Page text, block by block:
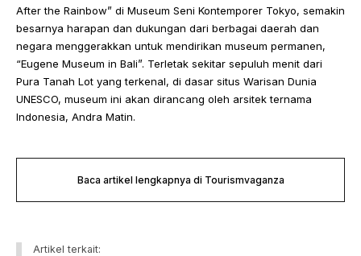
After the Rainbow” di Museum Seni Kontemporer Tokyo, semakin
besarnya harapan dan dukungan dari berbagai daerah dan
negara menggerakkan untuk mendirikan museum permanen,
“Eugene Museum in Bali”. Terletak sekitar sepuluh menit dari
Pura Tanah Lot yang terkenal, di dasar situs Warisan Dunia
UNESCO, museum ini akan dirancang oleh arsitek ternama
Indonesia, Andra Matin.
Baca artikel lengkapnya di Tourismvaganza
Artikel terkait: